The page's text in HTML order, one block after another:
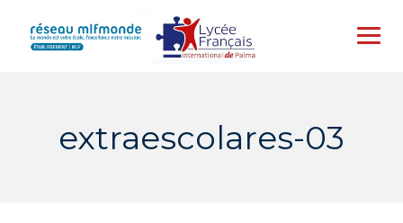
content
extraescolares-03